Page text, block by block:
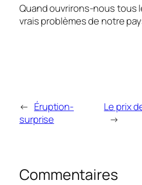
Quand ouvrirons-nous tous
vrais problèmes de notre
← Éruption-
surprise
Le prix
→
Commentaires